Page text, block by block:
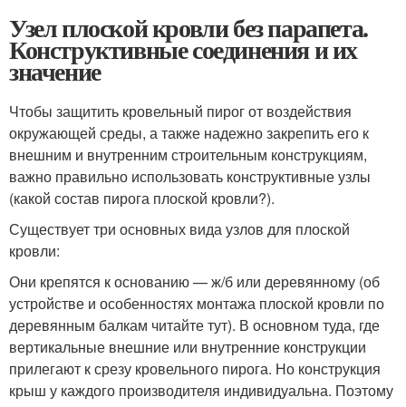
Узел плоской кровли без парапета.
Конструктивные соединения и их
значение
Чтобы защитить кровельный пирог от воздействия
окружающей среды, а также надежно закрепить его к
внешним и внутренним строительным конструкциям,
важно правильно использовать конструктивные узлы
(какой состав пирога плоской кровли?).
Существует три основных вида узлов для плоской
кровли:
Они крепятся к основанию — ж/б или деревянному (об
устройстве и особенностях монтажа плоской кровли по
деревянным балкам читайте тут). В основном туда, где
вертикальные внешние или внутренние конструкции
прилегают к срезу кровельного пирога. Но конструкция
крыш у каждого производителя индивидуальна. Поэтому